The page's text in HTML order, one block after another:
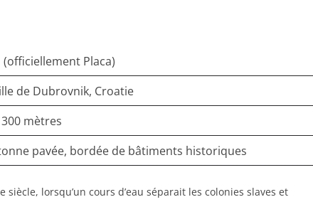
Placa)
de Dubrovnik, Croatie
mètres
pavée, bordée de bâtiments historiques
lorsqu’un cours d’eau séparait les colonies slaves et